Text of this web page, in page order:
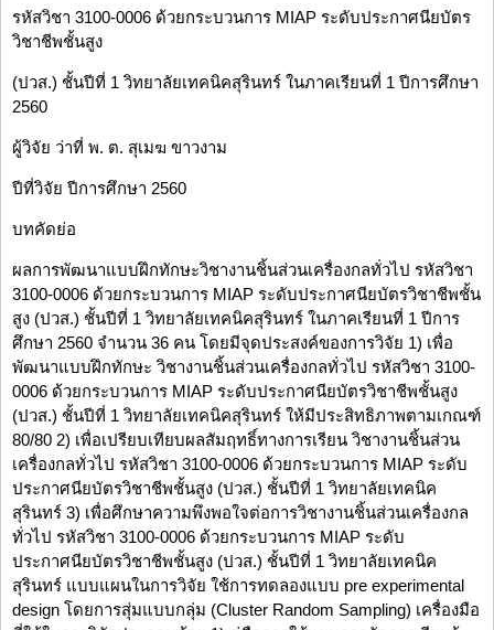
รหัสวิชา 3100-0006 ด้วยกระบวนการ MIAP ระดับประกาศนียบัตร
วิชาชีพชั้นสูง
(ปวส.) ชั้นปีที่ 1 วิทยาลัยเทคนิคสุรินทร์ ในภาคเรียนที่ 1 ปีการศึกษา
2560
ผู้วิจัย ว่าที่ พ. ต. สุเมฆ ขาวงาม
ปีที่วิจัย ปีการศึกษา 2560
บทคัดย่อ
ผลการพัฒนาแบบฝึกทักษะวิชางานชิ้นส่วนเครื่องกลทั่วไป รหัสวิชา
3100-0006 ด้วยกระบวนการ MIAP ระดับประกาศนียบัตรวิชาชีพชั้น
สูง (ปวส.) ชั้นปีที่ 1 วิทยาลัยเทคนิคสุรินทร์ ในภาคเรียนที่ 1 ปีการ
ศึกษา 2560 จำนวน 36 คน โดยมีจุดประสงค์ของการวิจัย 1) เพื่อ
พัฒนาแบบฝึกทักษะ วิชางานชิ้นส่วนเครื่องกลทั่วไป รหัสวิชา 3100-
0006 ด้วยกระบวนการ MIAP ระดับประกาศนียบัตรวิชาชีพชั้นสูง
(ปวส.) ชั้นปีที่ 1 วิทยาลัยเทคนิคสุรินทร์ ให้มีประสิทธิภาพตามเกณฑ์
80/80 2) เพื่อเปรียบเทียบผลสัมฤทธิ์ทางการเรียน วิชางานชิ้นส่วน
เครื่องกลทั่วไป รหัสวิชา 3100-0006 ด้วยกระบวนการ MIAP ระดับ
ประกาศนียบัตรวิชาชีพชั้นสูง (ปวส.) ชั้นปีที่ 1 วิทยาลัยเทคนิค
สุรินทร์ 3) เพื่อศึกษาความพึงพอใจต่อการวิชางานชิ้นส่วนเครื่องกล
ทั่วไป รหัสวิชา 3100-0006 ด้วยกระบวนการ MIAP ระดับ
ประกาศนียบัตรวิชาชีพชั้นสูง (ปวส.) ชั้นปีที่ 1 วิทยาลัยเทคนิค
สุรินทร์ แบบแผนในการวิจัย ใช้การทดลองแบบ pre experimental
design โดยการสุ่มแบบกลุ่ม (Cluster Random Sampling) เครื่องมือ